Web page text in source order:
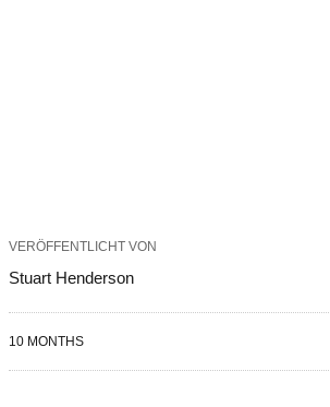
VERÖFFENTLICHT VON
Stuart Henderson
10 MONTHS